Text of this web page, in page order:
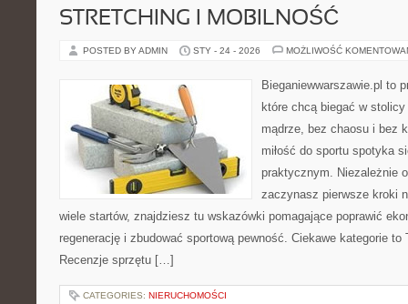
STRETCHING I MOBILNOŚĆ
POSTED BY ADMIN STY - 24 - 2026 MOŻLIWOŚĆ
Bieganiewwarszawie.pl to
które chcą biegać w
mądrze, bez chaosu i bez
miłość do sportu spotyka
praktycznym. Niezależnie
zaczynasz pierwsze kroki
wiele startów, znajdziesz tu wskazówki pomagające poprawić
regenerację i zbudować sportową pewność. Ciekawe kategorie to
Recenzje sprzętu […]
CATEGORIES: NIERUCHOMOŚCI